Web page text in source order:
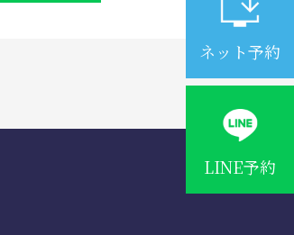
ネット予約
LINE予約